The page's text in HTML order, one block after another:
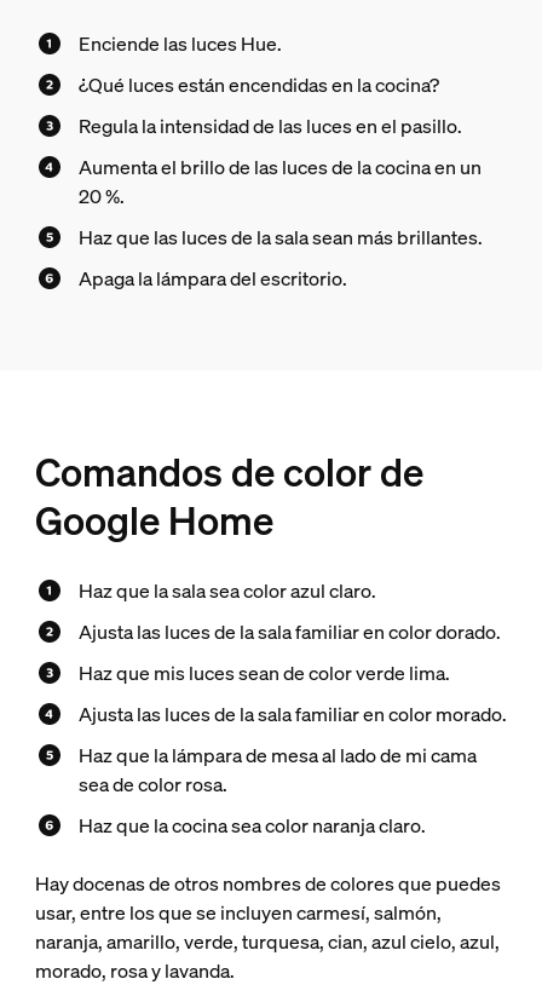
Enciende las luces Hue.
¿Qué luces están encendidas en la cocina?
Regula la intensidad de las luces en el pasillo.
Aumenta el brillo de las luces de la cocina en un
20 %.
Haz que las luces de la sala sean más brillantes.
Apaga la lámpara del escritorio.
Comandos de color de
Google Home
Haz que la sala sea color azul claro.
Ajusta las luces de la sala familiar en color dorado.
Haz que mis luces sean de color verde lima.
Ajusta las luces de la sala familiar en color morado.
Haz que la lámpara de mesa al lado de mi cama
sea de color rosa.
Haz que la cocina sea color naranja claro.
Hay docenas de otros nombres de colores que puedes
usar, entre los que se incluyen carmesí, salmón,
naranja, amarillo, verde, turquesa, cian, azul cielo, azul,
morado, rosa y lavanda.